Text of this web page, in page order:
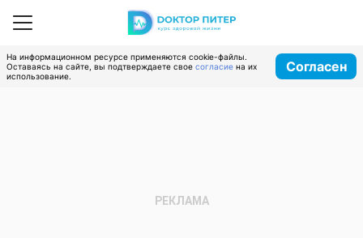
На информационном ресурсе применяются cookie-файлы.
Оставаясь на сайте, вы подтверждаете свое согласие на их
использование.
Согласен